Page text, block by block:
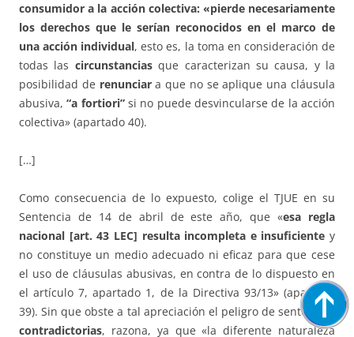
consumidor a la acción colectiva: «pierde necesariamente
los derechos que le serían reconocidos en el marco de
una acción individual, esto es, la toma en consideración de
todas las circunstanciasque caracterizan su causa, y la
posibilidad de renunciara que no se aplique una cláusula
abusiva,“a fortiori”si no puede desvincularse de la acción
colectiva» (apartado 40).
[…]
Como consecuencia de lo expuesto, colige el TJUE en su
Sentencia de 14 de abril de este año, que «esa regla
nacional [art. 43 LEC] resulta incompleta e insuficiente y
no constituye un medio adecuado ni eficaz para que cese
el uso de cláusulas abusivas, en contra de lo dispuesto en
el artículo 7, apartado 1, de la Directiva 93/13» (apartado
39). Sin que obste a tal apreciación el peligro de sentencias
contradictorias, razona, ya que «la diferente naturaleza